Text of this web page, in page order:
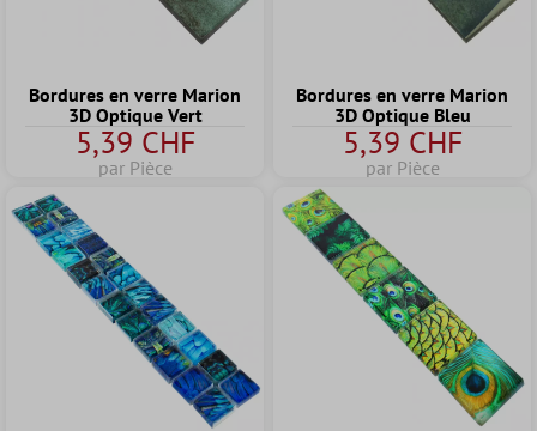
Bordures en verre Marion
3D Optique Vert
5,39 CHF
par Pièce
Bordures en verre Marion
3D Optique Bleu
5,39 CHF
par Pièce